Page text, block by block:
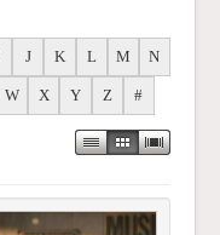
J K L M N
W X Y Z #